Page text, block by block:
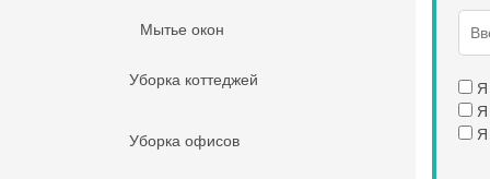
Мытье окон
Уборка коттеджей
Уборка офисов
Я
Я
Я